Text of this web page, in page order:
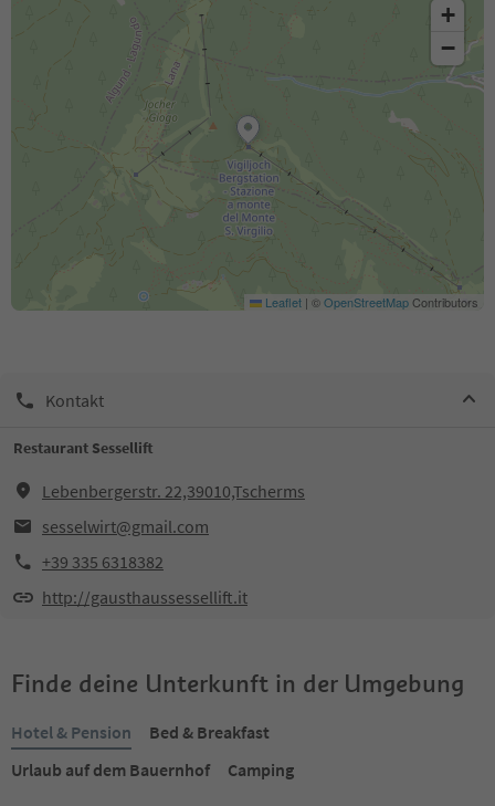
+
−
Leaflet | ©OpenStreetMapContributors
Kontakt
Restaurant Sessellift
Lebenbergerstr. 22,39010,Tscherms
sesselwirt@gmail.com
+39 335 6318382
http://gausthaussessellift.it
Finde deine Unterkunft in der Umgebung
Hotel & Pension
Bed & Breakfast
Urlaub auf dem Bauernhof
Camping